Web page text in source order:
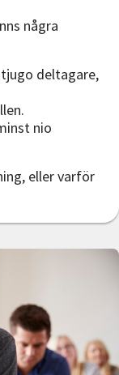
några
deltagare,
nio
eller varför